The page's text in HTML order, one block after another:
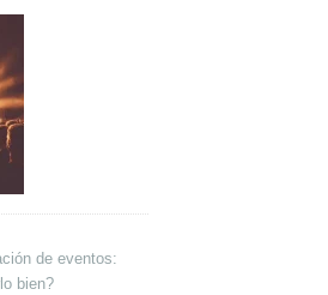
de eventos:
bien?